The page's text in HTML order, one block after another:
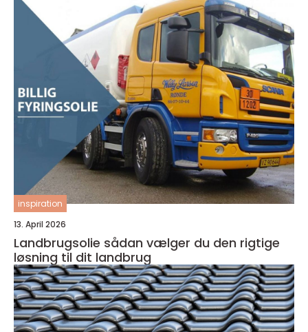
inspiration
13. April 2026
Landbrugsolie sådan vælger du den rigtige
løsning til dit landbrug